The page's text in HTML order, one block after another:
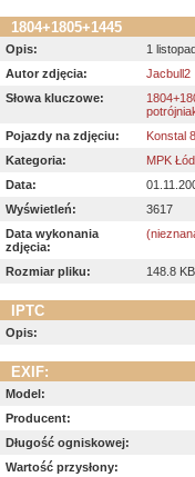
1804+1805+1445
Opis:
1
Autor zdjęcia:
Jacbull2
Słowa kluczowe:
Pojazdy na zdjęciu:
Konstal
Kategoria:
MPK
Data:
Wyświetleń:
3617
Data wykonania
zdjęcia:
Rozmiar pliku: 148.8 KB
IPTC
Opis:
EXIF:
Model:
Producent:
Długość ogniskowej:
Wartość przysłony: